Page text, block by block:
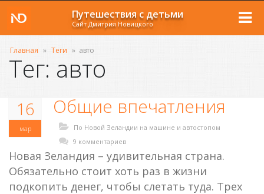
Путешествия с детьми
Сайт Дмитрия Новицкого
Главная » Теги » авто
Тег: авто
16
мар
Общие впечатления
По Новой Зеландии на машине и автостопом
9 комментариев
Новая Зеландия – удивительная страна.
Обязательно стоит хоть раз в жизни
подкопить денег, чтобы слетать туда. Трех